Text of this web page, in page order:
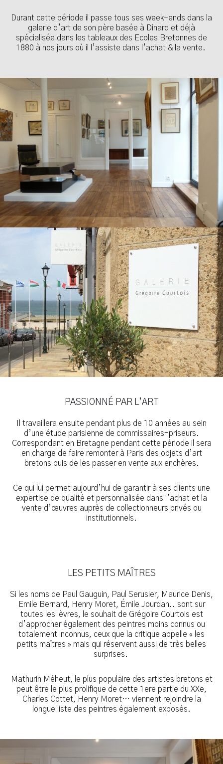
Durant cette période il passe tous ses week-ends dans la
galerie d’art de son père basée à Dinard et déjà
spécialisée dans les tableaux des Ecoles Bretonnes de
1880 à nos jours où il l’assiste dans l’achat & la vente.
PASSIONNÉ PAR L’ART
Il travaillera ensuite pendant plus de 10 années au sein
d’une étude parisienne de commissaires-priseurs.
Correspondant en Bretagne pendant cette période il sera
en charge de faire remonter à Paris des objets d’art
bretons puis de les passer en vente aux enchères.
Ce qui lui permet aujourd’hui de garantir à ses clients une
expertise de qualité et personnalisée dans l’achat et la
vente d’œuvres auprès de collectionneurs privés ou
institutionnels.
LES PETITS MAÎTRES
Si les noms de Paul Gauguin, Paul Serusier, Maurice Denis,
Emile Bernard, Henry Moret, Émile Jourdan.. sont sur
toutes les lèvres, le souhait de Grégoire Courtois est
d’approcher également des peintres moins connus ou
totalement inconnus, ceux que la critique appelle « les
petits maîtres » mais qui réservent aussi de très belles
surprises.
Mathurin Méheut, le plus populaire des artistes bretons et
peut être le plus prolifique de cette 1ere partie du XXe,
Charles Cottet, Henry Moret… viennent rejoindre la
longue liste des peintres également exposés.